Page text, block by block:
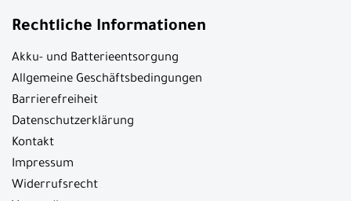
Rechtliche Informationen
Akku- und Batterieentsorgung
Allgemeine Geschäftsbedingungen
Barrierefreiheit
Datenschutzerklärung
Kontakt
Impressum
Widerrufsrecht